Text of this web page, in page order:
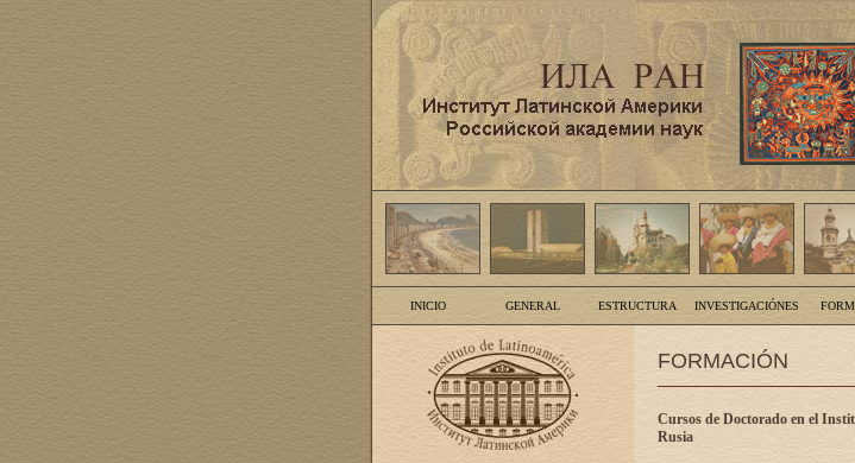
INICIO GENERAL ESTRUCTURA INVESTIGACIÓNES
FORMACIÓN
Cursos de Doctorado en el
Rusia